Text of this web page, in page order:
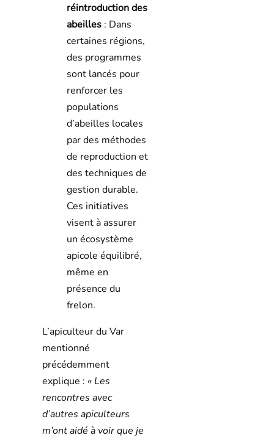
réintroduction des
abeilles: Dans
certaines régions,
des programmes
sont lancés pour
renforcer les
populations
d’abeilles locales
par des méthodes
de reproduction et
des techniques de
gestion durable.
Ces initiatives
visent à assurer
un écosystème
apicole équilibré,
même en
présence du
frelon.
L’apiculteur du Var
mentionné
précédemment
explique : « Les
rencontres avec
d’autres apiculteurs
m’ont aidé à voir que je